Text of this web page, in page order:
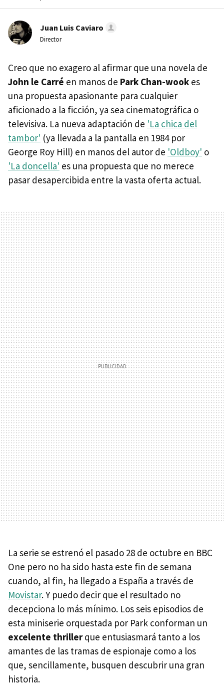
Juan Luis Caviaro
Director
Creo que no exagero al afirmar que una novela de
John le Carré en manos de Park Chan-wook es
una propuesta apasionante para cualquier
aficionado a la ficción, ya sea cinematográfica o
televisiva. La nueva adaptación de 'La chica del
tambor' (ya llevada a la pantalla en 1984 por
George Roy Hill) en manos del autor de 'Oldboy' o
'La doncella' es una propuesta que no merece
pasar desapercibida entre la vasta oferta actual.
La serie se estrenó el pasado 28 de octubre en BBC
One pero no ha sido hasta este fin de semana
cuando, al fin, ha llegado a España a través de
Movistar. Y puedo decir que el resultado no
decepciona lo más mínimo. Los seis episodios de
esta miniserie orquestada por Park conforman un
excelente thrillerque entusiasmará tanto a los
amantes de las tramas de espionaje como a los
que, sencillamente, busquen descubrir una gran
historia.